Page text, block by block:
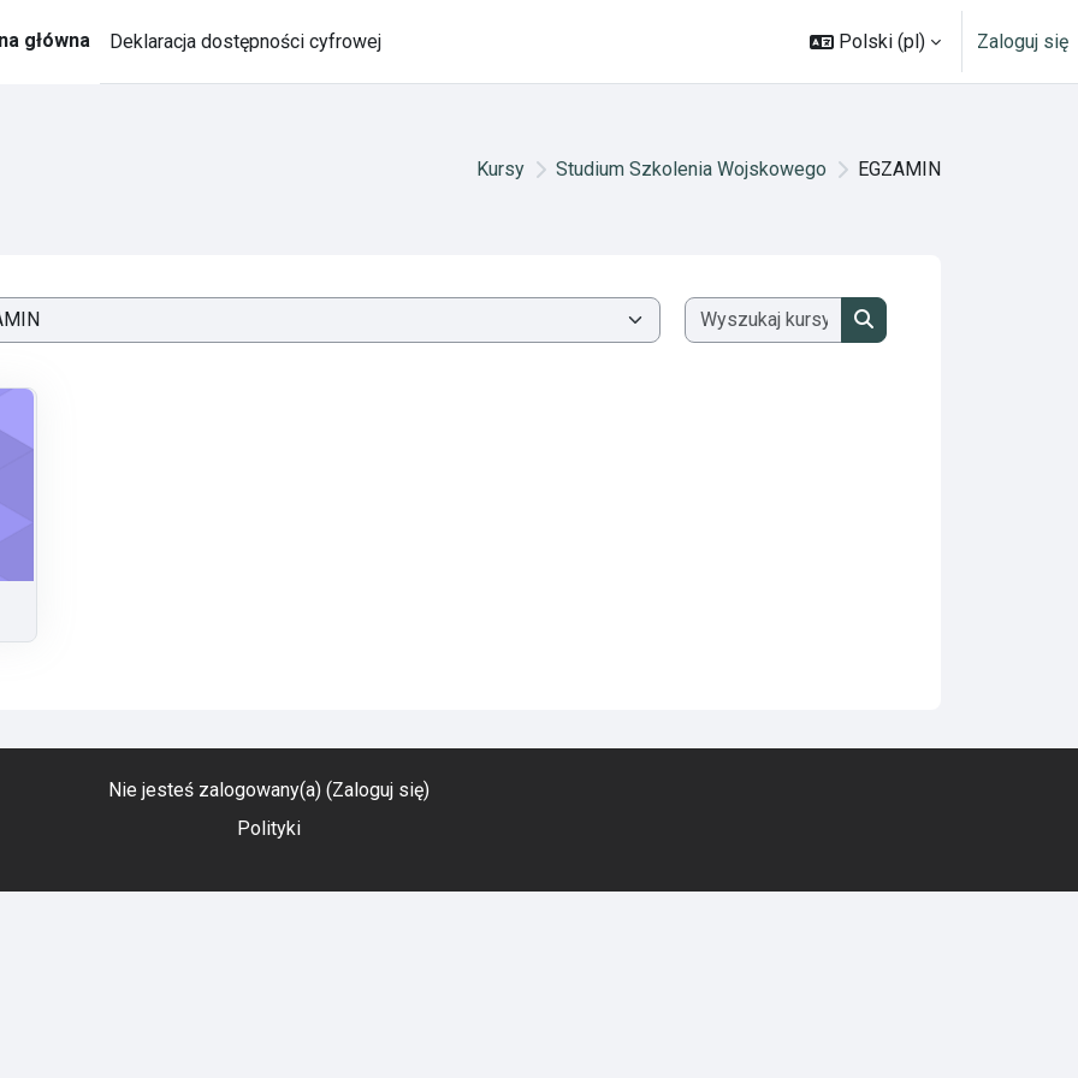
główna
Deklaracja dostępności cyfrowej Polski ‎(pl)‎ Zaloguj się
Kursy Studium Szkolenia Wojskowego EGZAMIN
Wyszukaj kursy
Wyszukaj kursy
Nie jesteś zalogowany(a) (Zaloguj się)
Polityki